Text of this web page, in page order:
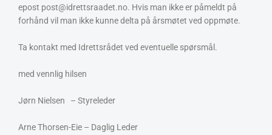
epost post@idrettsraadet.no. Hvis man ikke er påmeldt på
forhånd vil man ikke kunne delta på årsmøtet ved oppmøte.
Ta kontakt med Idrettsrådet ved eventuelle spørsmål.
med vennlig hilsen
Jørn Nielsen – Styreleder
Arne Thorsen-Eie – Daglig Leder